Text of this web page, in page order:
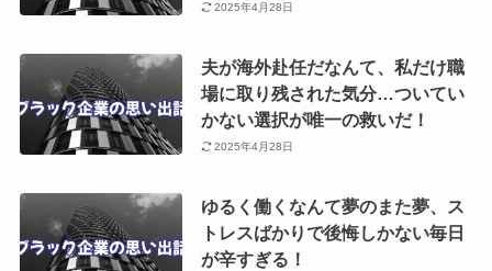
2025年4月28日
夫が海外赴任だなんて、私だけ職
場に取り残された気分…ついてい
かない選択が唯一の救いだ！
2025年4月28日
ゆるく働くなんて夢のまた夢、ス
トレスばかりで後悔しかない毎日
が辛すぎる！